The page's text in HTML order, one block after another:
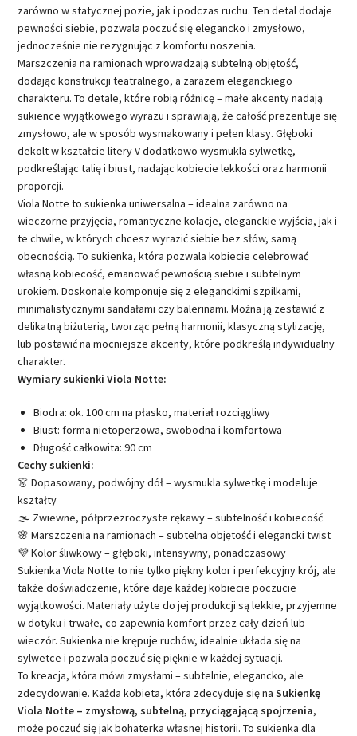
zarówno w statycznej pozie, jak i podczas ruchu. Ten detal dodaje
pewności siebie, pozwala poczuć się elegancko i zmysłowo,
jednocześnie nie rezygnując z komfortu noszenia.
Marszczenia na ramionach wprowadzają subtelną objętość,
dodając konstrukcji teatralnego, a zarazem eleganckiego
charakteru. To detale, które robią różnicę – małe akcenty nadają
sukience wyjątkowego wyrazu i sprawiają, że całość prezentuje się
zmysłowo, ale w sposób wysmakowany i pełen klasy. Głęboki
dekolt w kształcie litery V dodatkowo wysmukla sylwetkę,
podkreślając talię i biust, nadając kobiecie lekkości oraz harmonii
proporcji.
Viola Notte to sukienka uniwersalna – idealna zarówno na
wieczorne przyjęcia, romantyczne kolacje, eleganckie wyjścia, jak i
te chwile, w których chcesz wyrazić siebie bez słów, samą
obecnością. To sukienka, która pozwala kobiecie celebrować
własną kobiecość, emanować pewnością siebie i subtelnym
urokiem. Doskonale komponuje się z eleganckimi szpilkami,
minimalistycznymi sandałami czy balerinami. Można ją zestawić z
delikatną biżuterią, tworząc pełną harmonii, klasyczną stylizację,
lub postawić na mocniejsze akcenty, które podkreślą indywidualny
charakter.
Wymiary sukienki Viola Notte:
Biodra: ok. 100 cm na płasko, materiał rozciągliwy
Biust: forma nietoperzowa, swobodna i komfortowa
Długość całkowita: 90 cm
Cechy sukienki:
👗 Dopasowany, podwójny dół – wysmukla sylwetkę i modeluje
kształty
🌫️ Zwiewne, półprzezroczyste rękawy – subtelność i kobiecość
🌸 Marszczenia na ramionach – subtelna objętość i elegancki twist
💜 Kolor śliwkowy – głęboki, intensywny, ponadczasowy
Sukienka Viola Notte to nie tylko piękny kolor i perfekcyjny krój, ale
także doświadczenie, które daje każdej kobiecie poczucie
wyjątkowości. Materiały użyte do jej produkcji są lekkie, przyjemne
w dotyku i trwałe, co zapewnia komfort przez cały dzień lub
wieczór. Sukienka nie krępuje ruchów, idealnie układa się na
sylwetce i pozwala poczuć się pięknie w każdej sytuacji.
To kreacja, która mówi zmysłami – subtelnie, elegancko, ale
zdecydowanie. Każda kobieta, która zdecyduje się naSukienkę
Viola Notte – zmysłową, subtelną, przyciągającą spojrzenia,
może poczuć się jak bohaterka własnej historii. To sukienka dla